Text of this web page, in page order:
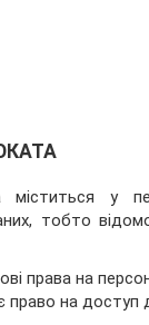
міститься у
тобто
права на
на доступ